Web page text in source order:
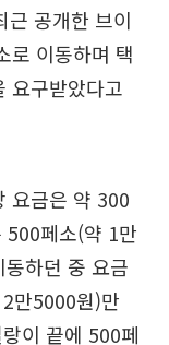
근 공개한 브이
로 이동하며 택
요구받았다고
요금은 약 300
500페소(약 1만
하던 중 요금
만5000원)만
이 끝에 500페